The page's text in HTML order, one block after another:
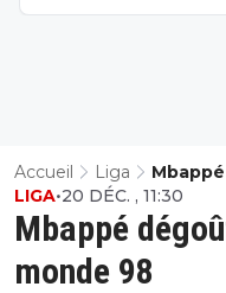
Accueil Liga
Mbappé
monde 98
LIGA•20 DÉC. , 11:30